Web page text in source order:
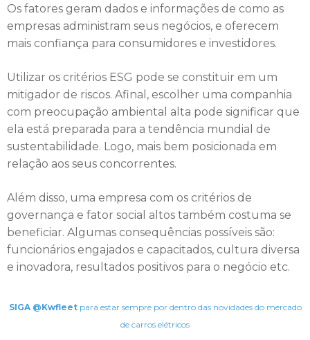
Os fatores geram dados e informações de como as
empresas administram seus negócios, e oferecem
mais confiança para consumidores e investidores.
Utilizar os critérios ESG pode se constituir em um
mitigador de riscos. Afinal, escolher uma companhia
com preocupação ambiental alta pode significar que
ela está preparada para a tendência mundial de
sustentabilidade. Logo, mais bem posicionada em
relação aos seus concorrentes.
Além disso, uma empresa com os critérios de
governança e fator social altos também costuma se
beneficiar. Algumas consequências possíveis são:
funcionários engajados e capacitados, cultura diversa
e inovadora, resultados positivos para o negócio etc.
SIGA @Kwfleetpara estar sempre por dentro das novidades do mercado
de carros elétricos